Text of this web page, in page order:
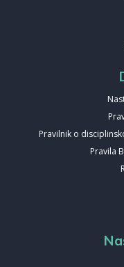
Pravilnik o
Pravila